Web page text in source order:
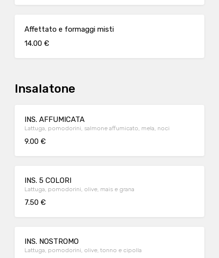
Affettato e formaggi misti
14.00 €
Insalatone
INS. AFFUMICATA
Lattuga, pomodorini, salmone affumicato, mela, noci
9.00 €
INS. 5 COLORI
Lattuga, pomodorini, olive, mais e grana
7.50 €
INS. NOSTROMO
Lattuga, pomodorini, olive, tonno e cipolla